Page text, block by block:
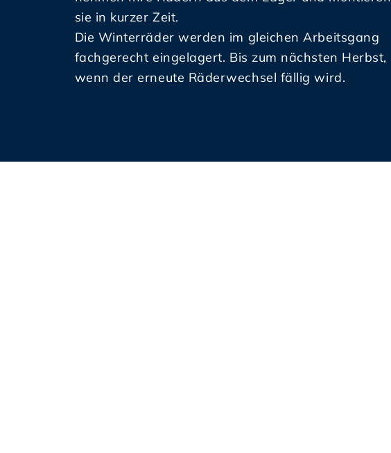
sie in kurzer Zeit.
Die Winterräder werden im gleichen Arbeitsgang
fachgerecht eingelagert. Bis zum nächsten Herbst,
wenn der erneute Räderwechsel fällig wird.